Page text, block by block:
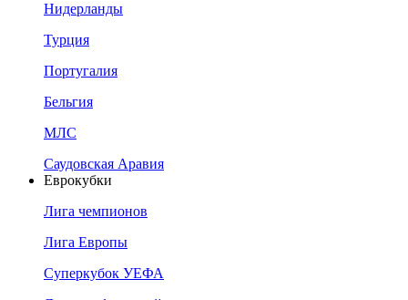
Нидерланды
Турция
Португалия
Бельгия
МЛС
Саудовская Аравия
Еврокубки
Лига чемпионов
Лига Европы
Суперкубок УЕФА